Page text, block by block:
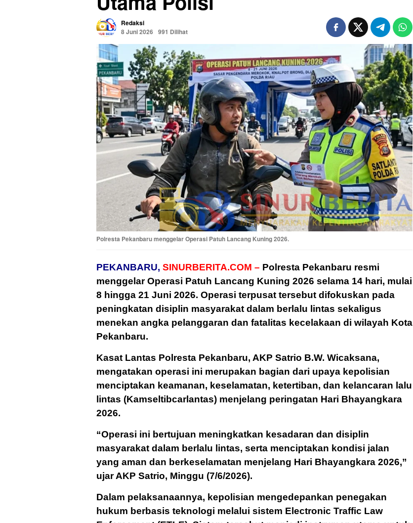
Redaksi
8 Juni 2026
991 Dilihat
Polresta Pekanbaru menggelar Operasi Patuh Lancang Kuning 2026.
PEKANBARU, SINURBERITA.COM – Polresta Pekanbaru resmi
menggelar Operasi Patuh Lancang Kuning 2026 selama 14 hari, mulai
8 hingga 21 Juni 2026. Operasi terpusat tersebut difokuskan pada
peningkatan disiplin masyarakat dalam berlalu lintas sekaligus
menekan angka pelanggaran dan fatalitas kecelakaan di wilayah Kota
Pekanbaru.
Kasat Lantas Polresta Pekanbaru, AKP Satrio B.W. Wicaksana,
mengatakan operasi ini merupakan bagian dari upaya kepolisian
menciptakan keamanan, keselamatan, ketertiban, dan kelancaran lalu
lintas (Kamseltibcarlantas) menjelang peringatan Hari Bhayangkara
2026.
“Operasi ini bertujuan meningkatkan kesadaran dan disiplin
masyarakat dalam berlalu lintas, serta menciptakan kondisi jalan
yang aman dan berkeselamatan menjelang Hari Bhayangkara 2026,”
ujar AKP Satrio, Minggu (7/6/2026).
Dalam pelaksanaannya, kepolisian mengedepankan penegakan
hukum berbasis teknologi melalui sistem Electronic Traffic Law